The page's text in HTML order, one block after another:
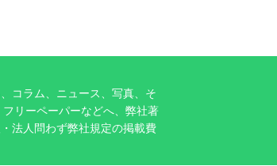
コラム、ニュース、写真、そ
リーペーパーなどへ、弊社著
法人問わず弊社規定の掲載費